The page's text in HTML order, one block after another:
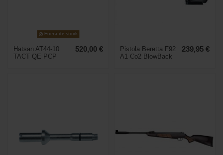
Fuera de stock
Hatsan AT44-10
TACT QE PCP
520,00 €
Pistola Beretta F92
A1 Co2 BlowBack
239,95 €